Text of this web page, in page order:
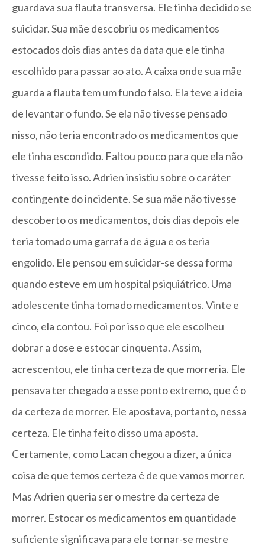
guardava sua flauta transversa. Ele tinha decidido se
suicidar. Sua mãe descobriu os medicamentos
estocados dois dias antes da data que ele tinha
escolhido para passar ao ato. A caixa onde sua mãe
guarda a flauta tem um fundo falso. Ela teve a ideia
de levantar o fundo. Se ela não tivesse pensado
nisso, não teria encontrado os medicamentos que
ele tinha escondido. Faltou pouco para que ela não
tivesse feito isso. Adrien insistiu sobre o caráter
contingente do incidente. Se sua mãe não tivesse
descoberto os medicamentos, dois dias depois ele
teria tomado uma garrafa de água e os teria
engolido. Ele pensou em suicidar-se dessa forma
quando esteve em um hospital psiquiátrico. Uma
adolescente tinha tomado medicamentos. Vinte e
cinco, ela contou. Foi por isso que ele escolheu
dobrar a dose e estocar cinquenta. Assim,
acrescentou, ele tinha certeza de que morreria. Ele
pensava ter chegado a esse ponto extremo, que é o
da certeza de morrer. Ele apostava, portanto, nessa
certeza. Ele tinha feito disso uma aposta.
Certamente, como Lacan chegou a dizer, a única
coisa de que temos certeza é de que vamos morrer.
Mas Adrien queria ser o mestre da certeza de
morrer. Estocar os medicamentos em quantidade
suficiente significava para ele tornar-se mestre